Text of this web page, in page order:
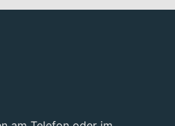
bildet. Ergänzt wird das
rotors vorne und hinten. Gerade